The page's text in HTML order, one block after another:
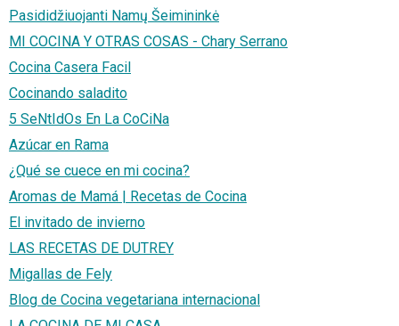
Pasididžiuojanti Namų Šeimininkė
MI COCINA Y OTRAS COSAS - Chary Serrano
Cocina Casera Facil
Cocinando saladito
5 SeNtIdOs En La CoCiNa
Azúcar en Rama
¿Qué se cuece en mi cocina?
Aromas de Mamá | Recetas de Cocina
El invitado de invierno
LAS RECETAS DE DUTREY
Migallas de Fely
Blog de Cocina vegetariana internacional